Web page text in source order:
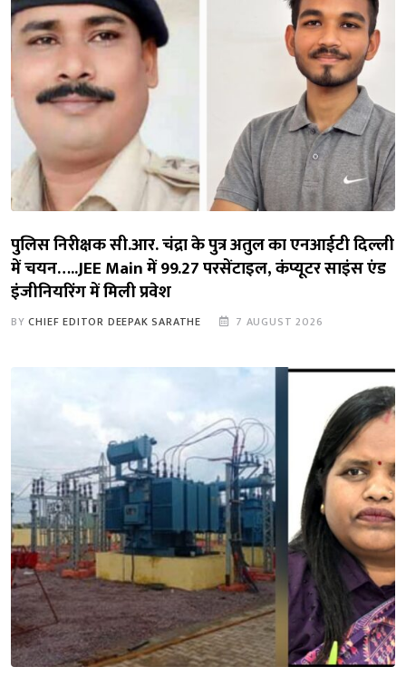
पुलिस निरीक्षक सी.आर. चंद्रा के पुत्र अतुल का एनआईटी दिल्ली
में चयन…..JEE Main में 99.27 परसेंटाइल, कंप्यूटर साइंस एंड
इंजीनियरिंग में मिली प्रवेश
BYCHIEF EDITOR DEEPAK SARATHE 7 AUGUST 2026